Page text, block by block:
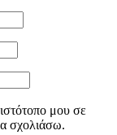
μου σε
σχολιάσω.